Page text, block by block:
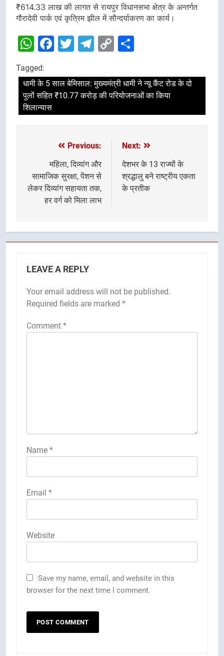
₹614.33 लाख की लागत से रायपुर विधानसभा क्षेत्र के अन्तर्गत
गौरादेवी पार्क एवं कृत्रिम झील में सौन्दर्याकरण का कार्य।
WhatsApp
Facebook
Twitter
Telegram
Copy
Tagged:
धामी के 5 साल बेमिसाल: मुख्यमंत्री धामी ने न्यू कैंट रोड के दो
पुलों सहित ₹10.77 करोड़ की परियोजनाओं का किया
शिलान्यास
navigation
Previous:
महिला, दिव्यांग और
सामाजिक सुरक्षा, पेंशन से
लेकर दिव्यांग सहायता तक,
हर वर्ग को मिला लाभ
Next:
देशभर के 13 राज्यों के
श्रद्धालु बने राष्ट्रीय एकता
के प्रतीक
LEAVE A REPLY
Your email address will not be published.
Required fields are marked *
Comment *
Name *
Email *
Website
Save my name, email, and website in this
browser for the next time I comment.